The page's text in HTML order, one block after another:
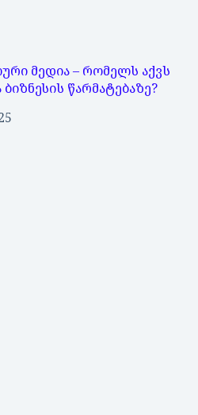
მედია – რომელს აქვს
წარმატებაზე?